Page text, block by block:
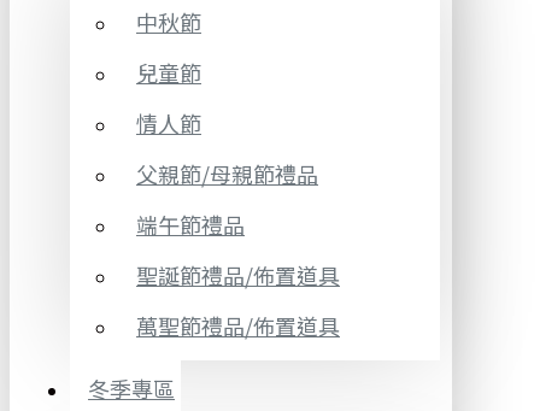
中秋節
兒童節
情人節
父親節/母親節禮品
端午節禮品
聖誕節禮品/佈置道具
萬聖節禮品/佈置道具
冬季專區